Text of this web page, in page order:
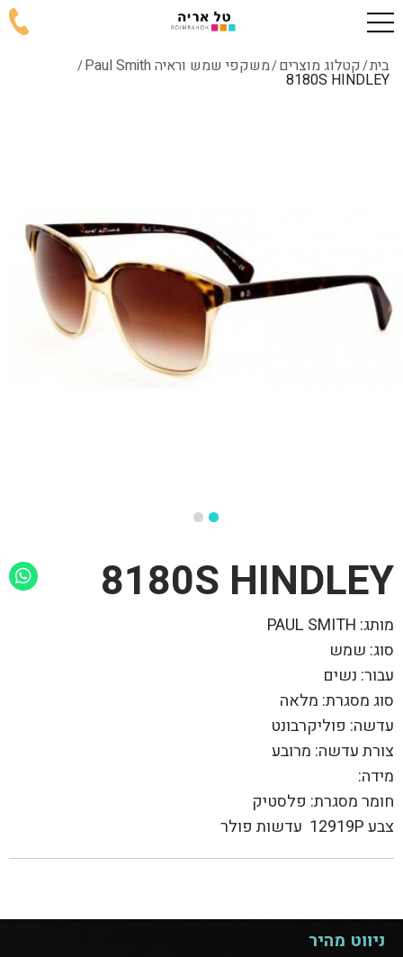
בית/קטלוג מוצרים/משקפי שמש וראיה Paul Smith /
8180S HINDLEY
8180S HINDLEY
מותג: PAUL SMITH
סוג: שמש
עבור: נשים
סוג מסגרת: מלאה
עדשה: פוליקרבונט
צורת עדשה: מרובע
מידה:
חומר מסגרת: פלסטיק
צבע 12919P עדשות פולר
ניווט מהיר